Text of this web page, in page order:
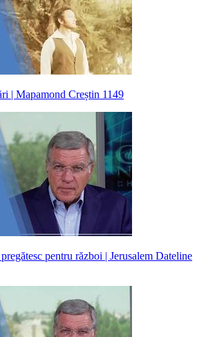
| Mapamond Creștin 1149
pentru război | Jerusalem Dateline